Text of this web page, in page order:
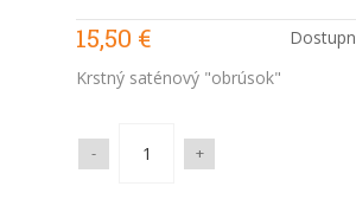
15,50 €
Krstný saténový "obrúsok"
+
-